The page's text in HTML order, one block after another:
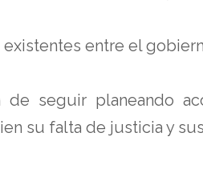
entre el
de seguir planeando
su falta de justicia y